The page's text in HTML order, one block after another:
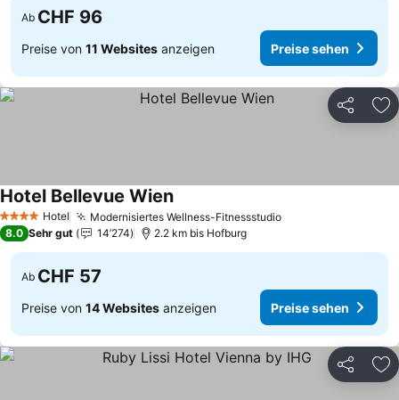
Ab CHF 96
Preise von 11 Websites anzeigen Preise sehen
Teilen
4 Sterne Hotel Modernisiertes Wellness-Fitnessstudio
Hotel Bellevue Wien
8.0 Sehr gut 14’274 2.2 km bis Hofburg
Ab CHF 57
Preise von 14 Websites anzeigen Preise sehen
Teilen